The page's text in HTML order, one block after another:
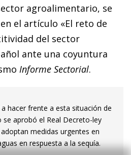
agroalimentario, se
el artículo «El reto de
del sector
ante una coyuntura
Informe Sectorial.
hacer frente a esta situación de
se aprobó el Real Decreto-ley
medidas urgentes en
en respuesta a la sequía.